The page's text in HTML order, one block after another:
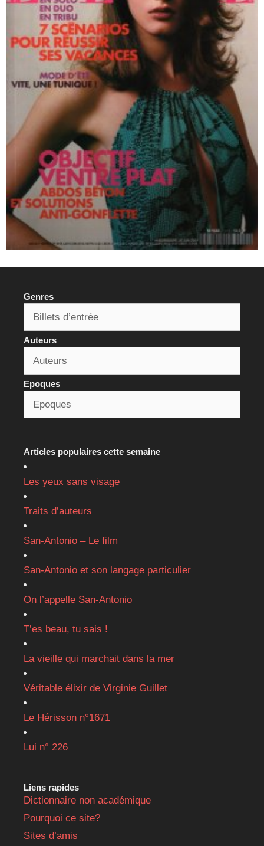
Genres
Auteurs
Epoques
Articles populaires cette semaine
Les yeux sans visage
Traits d’auteurs
San-Antonio – Le film
San-Antonio et son langage particulier
On l’appelle San-Antonio
T’es beau, tu sais !
La vieille qui marchait dans la mer
Véritable élixir de Virginie Guillet
Le Hérisson n°1671
Lui n° 226
Liens rapides
Dictionnaire non académique
Pourquoi ce site?
Sites d’amis